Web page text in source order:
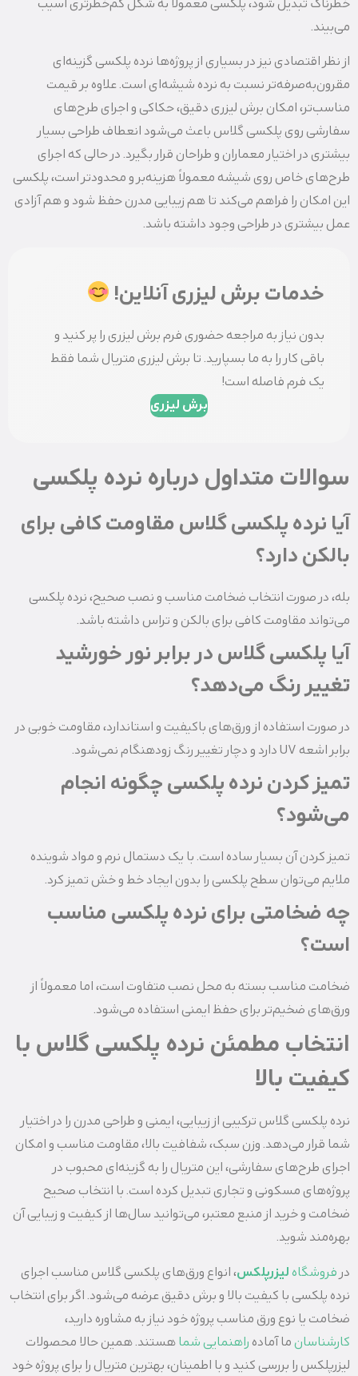
خطرناک تبدیل شود، پلکسی معمولاً به شکل کم‌خطر‌تری آسیب
می‌بیند.
از نظر اقتصادی نیز در بسیاری از پروژه‌ها نرده پلکسی گزینه‌ای
مقرون‌به‌صرفه‌تر نسبت به نرده شیشه‌ای است. علاوه بر قیمت
مناسب‌تر، امکان برش لیزری دقیق، حکاکی و اجرای طرح‌های
سفارشی روی پلکسی گلاس باعث می‌شود انعطاف طراحی بسیار
بیشتری در اختیار معماران و طراحان قرار بگیرد. در حالی که اجرای
طرح‌های خاص روی شیشه معمولاً هزینه‌بر و محدودتر است، پلکسی
این امکان را فراهم می‌کند تا هم زیبایی مدرن حفظ شود و هم آزادی
عمل بیشتری در طراحی وجود داشته باشد.
خدمات برش لیزری آنلاین!
بدون نیاز به مراجعه حضوری فرم برش لیزری را پر کنید و
باقی کار را به ما بسپارید. تا برش لیزری متریال شما فقط
یک فرم فاصله است!
برش لیزری
سوالات متداول درباره نرده پلکسی
آیا نرده پلکسی گلاس مقاومت کافی برای
بالکن دارد؟
بله، در صورت انتخاب ضخامت مناسب و نصب صحیح، نرده پلکسی
می‌تواند مقاومت کافی برای بالکن و تراس داشته باشد.
آیا پلکسی گلاس در برابر نور خورشید
تغییر رنگ می‌دهد؟
در صورت استفاده از ورق‌های باکیفیت و استاندارد، مقاومت خوبی در
برابر اشعه UV دارد و دچار تغییر رنگ زودهنگام نمی‌شود.
تمیز کردن نرده پلکسی چگونه انجام
می‌شود؟
تمیز کردن آن بسیار ساده است. با یک دستمال نرم و مواد شوینده
ملایم می‌توان سطح پلکسی را بدون ایجاد خط و خش تمیز کرد.
چه ضخامتی برای نرده پلکسی مناسب
است؟
ضخامت مناسب بسته به محل نصب متفاوت است، اما معمولاً از
ورق‌های ضخیم‌تر برای حفظ ایمنی استفاده می‌شود.
انتخاب مطمئن نرده پلکسی گلاس با
کیفیت بالا
نرده پلکسی گلاس ترکیبی از زیبایی، ایمنی و طراحی مدرن را در اختیار
شما قرار می‌دهد. وزن سبک، شفافیت بالا، مقاومت مناسب و امکان
اجرای طرح‌های سفارشی، این متریال را به گزینه‌ای محبوب در
پروژه‌های مسکونی و تجاری تبدیل کرده است. با انتخاب صحیح
ضخامت و خرید از منبع معتبر، می‌توانید سال‌ها از کیفیت و زیبایی آن
بهره‌مند شوید.
در فروشگاهلیزرپلکس، انواع ورق‌های پلکسی گلاس مناسب اجرای
نرده پلکسی با کیفیت بالا و برش دقیق عرضه می‌شود. اگر برای انتخاب
ضخامت یا نوع ورق مناسب پروژه خود نیاز به مشاوره دارید،
کارشناسانما آماده راهنمایی شماهستند. همین حالا محصولات
لیزرپلکس را بررسی کنید و با اطمینان، بهترین متریال را برای پروژه خود